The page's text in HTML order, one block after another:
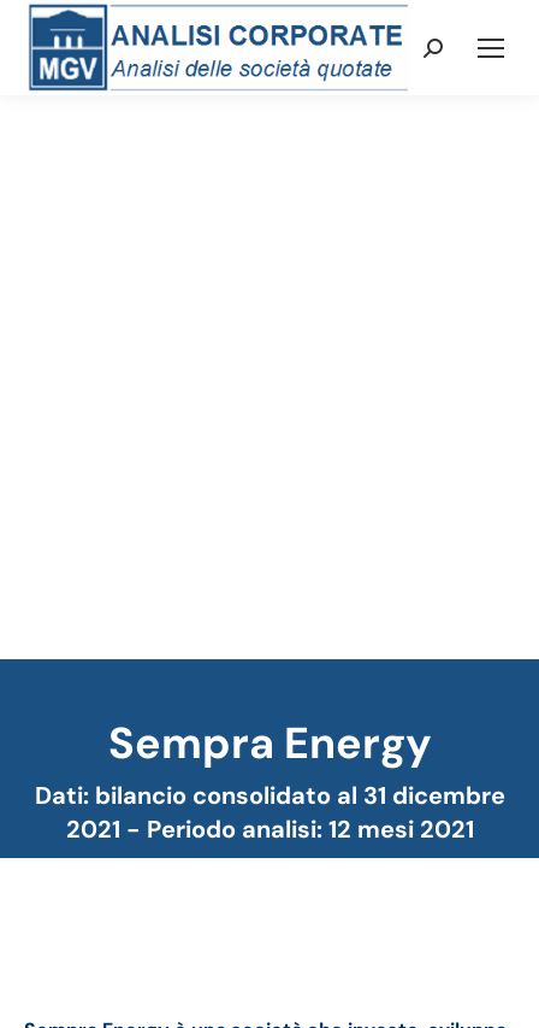
Cerca:
Sempra Energy
Dati: bilancio consolidato al 31 dicembre
2021 - Periodo analisi: 12 mesi 2021
Tu sei qui: